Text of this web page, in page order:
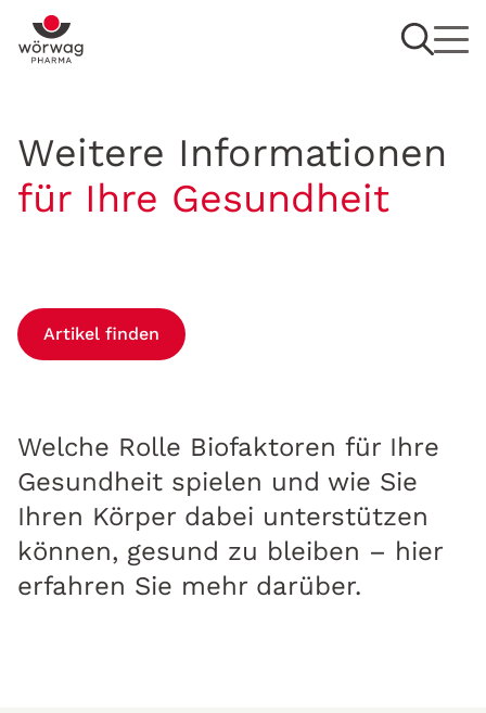
Weitere Informationen
für Ihre Gesundheit
Artikel finden
Welche Rolle Biofaktoren für Ihre
Gesundheit spielen und wie Sie
Ihren Körper dabei unterstützen
können, gesund zu bleiben – hier
erfahren Sie mehr darüber.